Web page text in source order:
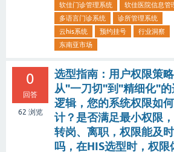
软佳门诊管理系统
软佳医院信息管
多语言门诊系统
诊所管理系统
云his系统
预约挂号
行业洞察
东南亚市场
0
回答
62 浏览
选型指南：用户权限策
从"一刀切"到"精细化"的
逻辑，您的系统权限如
计？是否满足最小权限
转岗、离职，权限能及
吗，在HIS选型时，权限